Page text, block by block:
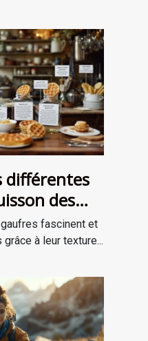
différentes
des
les âges
fascinent et
à leur texture...